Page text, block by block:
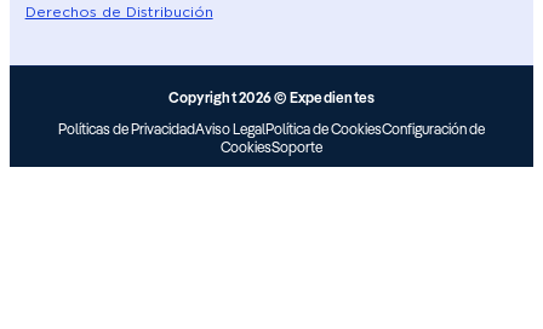
Derechos de Distribución
Copyright 2026 © Expedientes
Políticas de PrivacidadAviso LegalPolítica de CookiesConfiguración de
CookiesSoporte